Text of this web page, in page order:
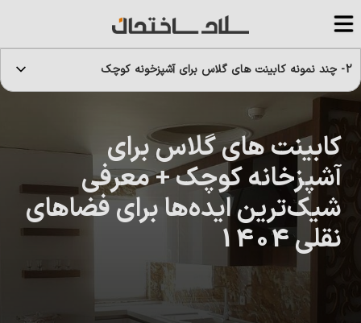
2- چند نمونه کابینت های گلاس برای آشپزخونه کوچک
کابینت های گلاس برای
آشپزخانه کوچک + معرفی
شیک‌ترین ایده‌ها برای فضاهای
نقلی 1404